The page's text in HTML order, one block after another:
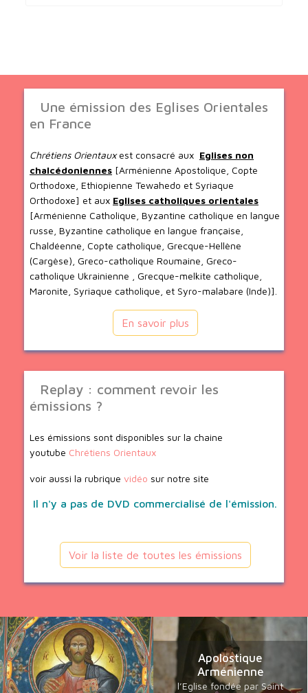
Une émission des Eglises Orientales
en France
Chrétiens Orientauxest consacré aux Eglises non
chalcédoniennes [Arménienne Apostolique, Copte
Orthodoxe, Ethiopienne Tewahedo et Syriaque
Orthodoxe] et aux Eglises catholiques orientales
[Arménienne Catholique, Byzantine catholique en langue
russe, Byzantine catholique en langue française,
Chaldéenne, Copte catholique, Grecque-Hellène
(Cargèse), Greco-catholique Roumaine, Greco-
catholique Ukrainienne , Grecque-melkite catholique,
Maronite, Syriaque catholique, et Syro-malabare (Inde)].
En savoir plus
Replay : comment revoir les
émissions ?
Les émissions sont disponibles sur la chaine
youtube Chrétiens Orientaux
voir aussi la rubrique vidéo sur notre site
Il n'y a pas de DVD commercialisé de l'émission.
Voir la liste de toutes les émissions
Apolostique
Arménienne
l’Eglise fondée par Saint